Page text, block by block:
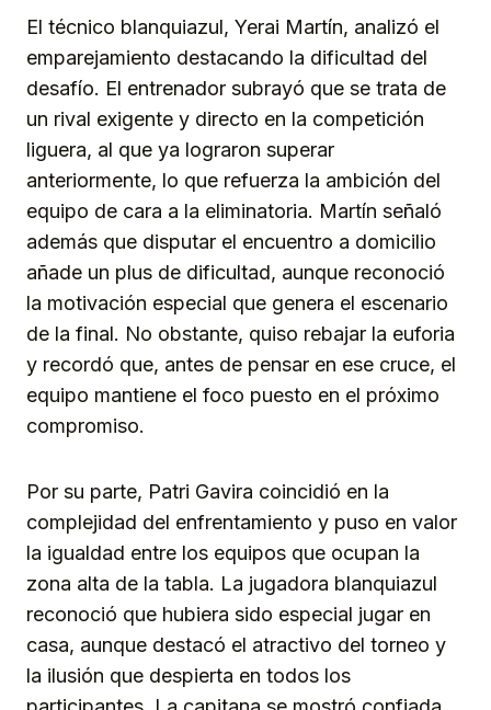
El técnico blanquiazul, Yerai Martín, analizó el
emparejamiento destacando la dificultad del
desafío. El entrenador subrayó que se trata de
un rival exigente y directo en la competición
liguera, al que ya lograron superar
anteriormente, lo que refuerza la ambición del
equipo de cara a la eliminatoria. Martín señaló
además que disputar el encuentro a domicilio
añade un plus de dificultad, aunque reconoció
la motivación especial que genera el escenario
de la final. No obstante, quiso rebajar la euforia
y recordó que, antes de pensar en ese cruce, el
equipo mantiene el foco puesto en el próximo
compromiso.
Por su parte, Patri Gavira coincidió en la
complejidad del enfrentamiento y puso en valor
la igualdad entre los equipos que ocupan la
zona alta de la tabla. La jugadora blanquiazul
reconoció que hubiera sido especial jugar en
casa, aunque destacó el atractivo del torneo y
la ilusión que despierta en todos los